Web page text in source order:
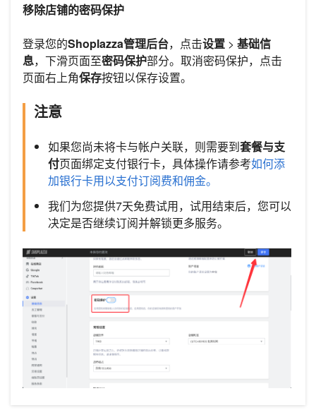
移除店铺的密码保护
登录您的Shoplazza管理后台，点击设置 > 基础信
息，下滑页面至密码保护部分。取消密码保护，点击
页面右上角保存按钮以保存设置。
注意
如果您尚未将卡与帐户关联，则需要到套餐与支
付页面绑定支付银行卡，具体操作请参考如何添
加银行卡用以支付订阅费和佣金。
我们为您提供7天免费试用，试用结束后，您可以
决定是否继续订阅并解锁更多服务。